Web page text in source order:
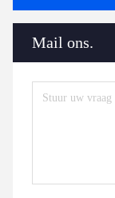
Mail ons.